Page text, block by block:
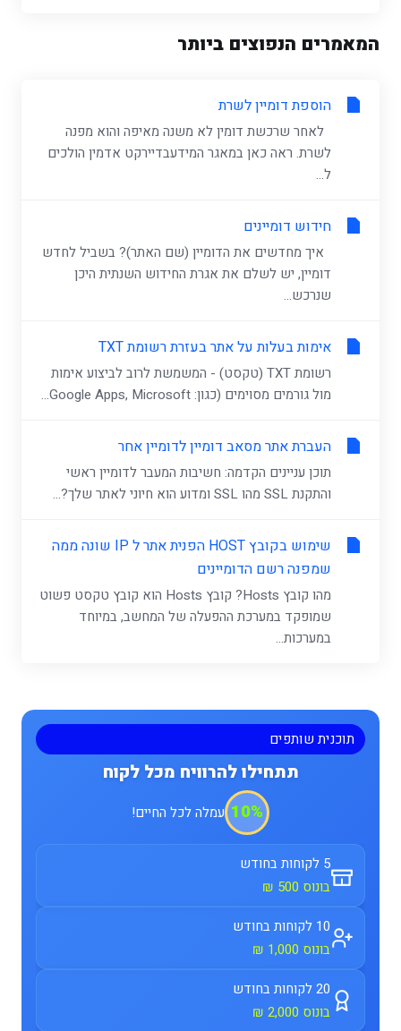
תוכנית שותפים
תתחילו להרוויח מכל לקוח
10% עמלה לכל החיים!
5 לקוחות בחודש
בונוס 500 ₪
10 לקוחות בחודש
בונוס 1,000 ₪
20 לקוחות בחודש
בונוס 2,000 ₪
המאמרים הנפוצים ביותר
הוספת דומיין לשרת
לאחר שרכשת דומין לא משנה מאיפה והוא מפנה
לשרת. ראה כאן במאגר המידעבדיירקט אדמין הולכים
ל...
חידוש דומיינים
איך מחדשים את הדומיין (שם האתר)? בשביל לחדש
דומיין, יש לשלם את אגרת החידוש השנתית היכן
שנרכש...
אימות בעלות על אתר בעזרת רשומת TXT
רשומת TXT (טקסט) - המשמשת לרוב לביצוע אימות
מול גורמים מסוימים (כגון: Google Apps, Microsoft...
העברת אתר מסאב דומיין לדומיין אחר
תוכן עניינים הקדמה: חשיבות המעבר לדומיין ראשי
והתקנת SSL מהו SSL ומדוע הוא חיוני לאתר שלך?...
שימוש בקובץ HOST הפנית אתר ל IP שונה ממה
שמפנה רשם הדומיינים
מהו קובץ Hosts? קובץ Hosts הוא קובץ טקסט פשוט
שמופקד במערכת ההפעלה של המחשב, במיוחד
במערכות...